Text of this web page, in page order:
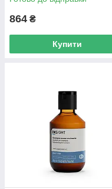
864 ₴
Купити